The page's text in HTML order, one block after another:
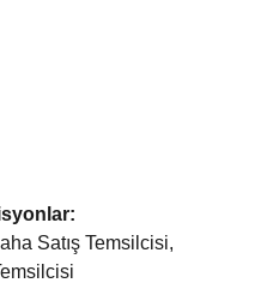
Satış Temsilcisi,